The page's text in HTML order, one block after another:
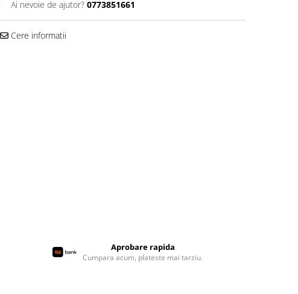
Ai nevoie de ajutor? 0773851661
Cere informatii
Aprobare rapida
Cumpara acum, plateste mai tarziu.